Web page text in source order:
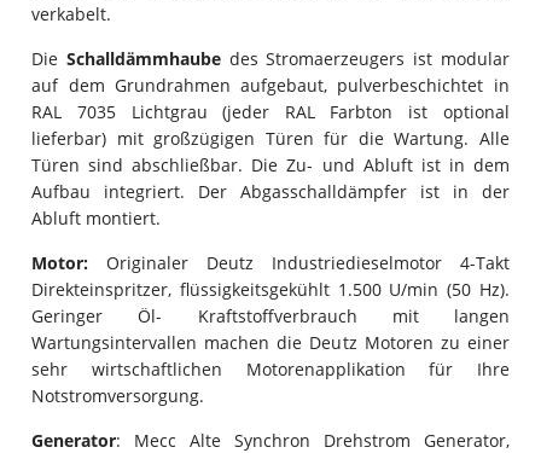
verkabelt.
DieSchalldämmhaube des Stromaerzeugers ist modular
auf dem Grundrahmen aufgebaut, pulverbeschichtet in
RAL 7035 Lichtgrau (jeder RAL Farbton ist optional
lieferbar) mit großzügigen Türen für die Wartung. Alle
Türen sind abschließbar. Die Zu- und Abluft ist in dem
Aufbau integriert. Der Abgasschalldämpfer ist in der
Abluft montiert.
Motor: Originaler Deutz Industriedieselmotor 4-Takt
Direkteinspritzer, flüssigkeitsgekühlt 1.500 U/min (50 Hz).
Geringer Öl- Kraftstoffverbrauch mit langen
Wartungsintervallen machen die Deutz Motoren zu einer
sehr wirtschaftlichen Motorenapplikation für Ihre
Notstromversorgung.
Generator: Mecc Alte Synchron Drehstrom Generator,